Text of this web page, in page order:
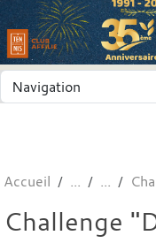
Accueil
Challenge
Panneau de gestion